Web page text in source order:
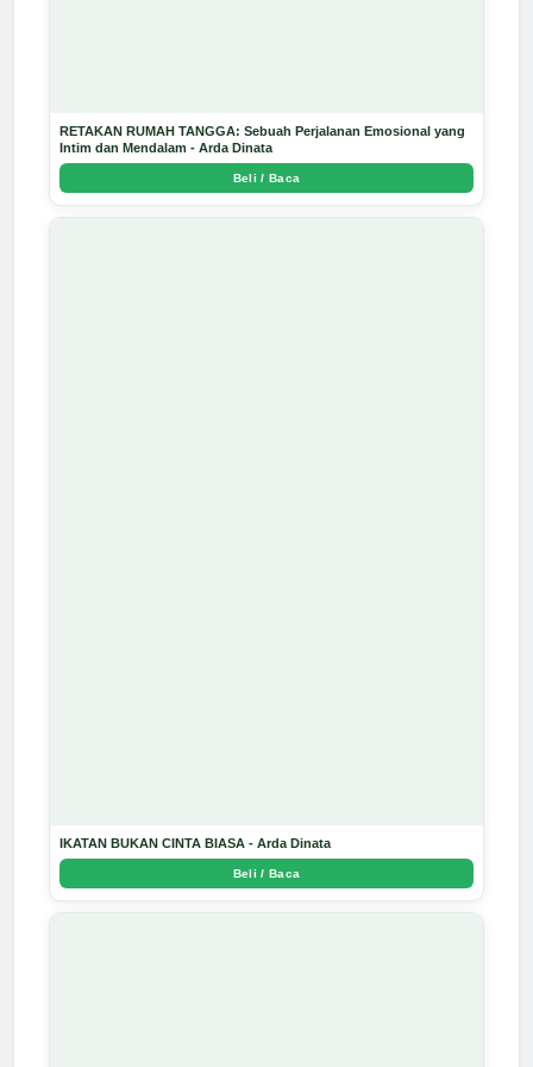
RETAKAN RUMAH TANGGA: Sebuah Perjalanan Emosional yang
Intim dan Mendalam - Arda Dinata
Beli / Baca
IKATAN BUKAN CINTA BIASA - Arda Dinata
Beli / Baca